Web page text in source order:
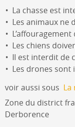
La chasse est
Les animaux ne
Les chiens
Il est interdit de
Les drones sont
voir aussi sous La
Zone du district
Derborence